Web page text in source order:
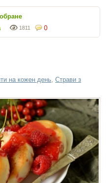
0
1811
на кожен день Страви з